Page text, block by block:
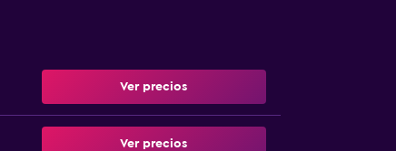
Ver precios
Ver precios